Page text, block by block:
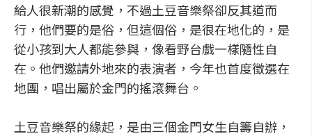
給人很新潮的感覺，不過土豆音樂祭卻反其道而
行，他們要的是俗，但這個俗，是很在地化的，是
從小孩到大人都能參與，像看野台戲一樣隨性自
在。他們邀請外地來的表演者，今年也首度徵選在
地團，唱出屬於金門的搖滾舞台。
土豆音樂祭的緣起，是由三個金門女生自籌自辦，